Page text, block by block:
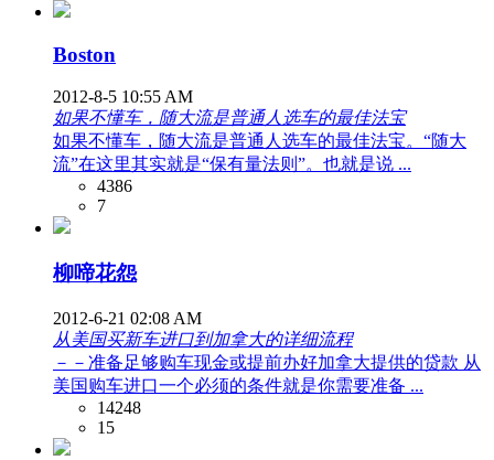
Boston
2012-8-5 10:55 AM
如果不懂车，随大流是普通人选车的最佳法宝
如果不懂车，随大流是普通人选车的最佳法宝。“随大
流”在这里其实就是“保有量法则”。也就是说 ...
4386
7
柳啼花怨
2012-6-21 02:08 AM
从美国买新车进口到加拿大的详细流程
－－准备足够购车现金或提前办好加拿大提供的贷款 从
美国购车进口一个必须的条件就是你需要准备 ...
14248
15